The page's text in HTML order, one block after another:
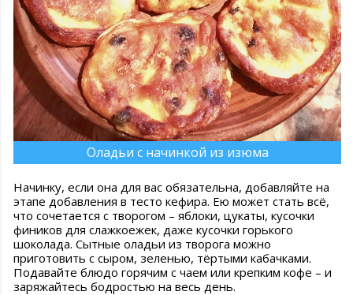
Оладьи с начинкой из изюма
Начинку, если она для вас обязательна, добавляйте на
этапе добавления в тесто кефира. Ею может стать всё,
что сочетается с творогом – яблоки, цукаты, кусочки
фиников для слажкоежек, даже кусочки горького
шоколада. Сытные оладьи из творога можно
приготовить с сыром, зеленью, тёртыми кабачками.
Подавайте блюдо горячим с чаем или крепким кофе – и
заряжайтесь бодростью на весь день.